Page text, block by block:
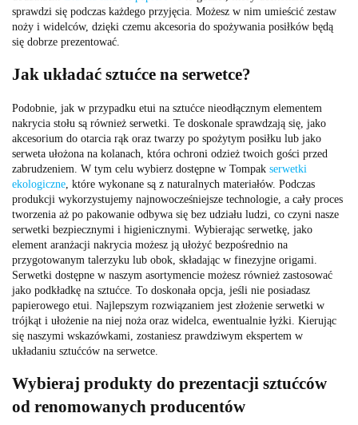
sprawdzi się podczas każdego przyjęcia. Możesz w nim umieścić zestaw
noży i widelców, dzięki czemu akcesoria do spożywania posiłków będą
się dobrze prezentować.
Jak układać sztućce na serwetce?
Podobnie, jak w przypadku etui na sztućce nieodłącznym elementem
nakrycia stołu są również serwetki. Te doskonale sprawdzają się, jako
akcesorium do otarcia rąk oraz twarzy po spożytym posiłku lub jako
serweta ułożona na kolanach, która ochroni odzież twoich gości przed
zabrudzeniem. W tym celu wybierz dostępne w Tompak serwetki
ekologiczne , które wykonane są z naturalnych materiałów. Podczas
produkcji wykorzystujemy najnowocześniejsze technologie, a cały proces
tworzenia aż po pakowanie odbywa się bez udziału ludzi, co czyni nasze
serwetki bezpiecznymi i higienicznymi. Wybierając serwetkę, jako
element aranżacji nakrycia możesz ją ułożyć bezpośrednio na
przygotowanym talerzyku lub obok, składając w finezyjne origami.
Serwetki dostępne w naszym asortymencie możesz również zastosować
jako podkładkę na sztućce. To doskonała opcja, jeśli nie posiadasz
papierowego etui. Najlepszym rozwiązaniem jest złożenie serwetki w
trójkąt i ułożenie na niej noża oraz widelca, ewentualnie łyżki. Kierując
się naszymi wskazówkami, zostaniesz prawdziwym ekspertem w
układaniu sztućców na serwetce.
Wybieraj produkty do prezentacji sztućców
od renomowanych producentów